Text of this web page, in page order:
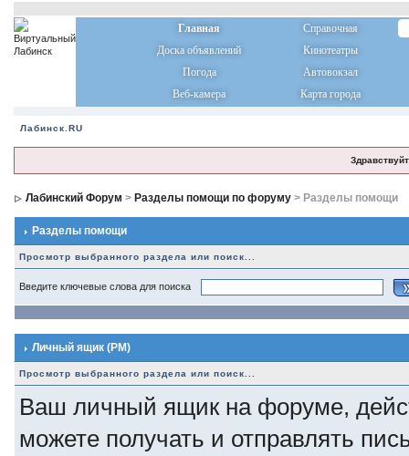
Главная
Справочная
Доска объявлений
Кинотеатры
Погода
Автовокзал
Веб-камера
Карта города
Лабинск.RU
Лабинский Форум > Разделы помощи по форуму> Разделы помощи
Разделы помощи
Просмотр выбранного раздела или поиск...
Введите ключевые слова для поиска
Личный ящик (PM)
Просмотр выбранного раздела или поиск...
Ваш личный ящик на форуме,
можете получать и отправлять